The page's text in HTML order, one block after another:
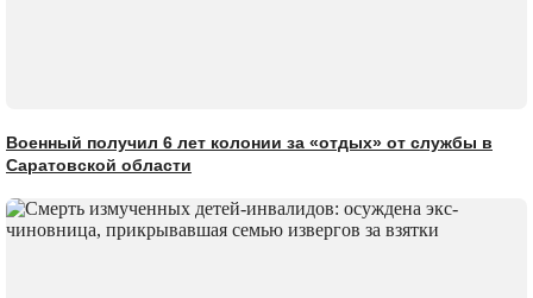
Военный получил 6 лет колонии за «отдых» от службы в
Саратовской области